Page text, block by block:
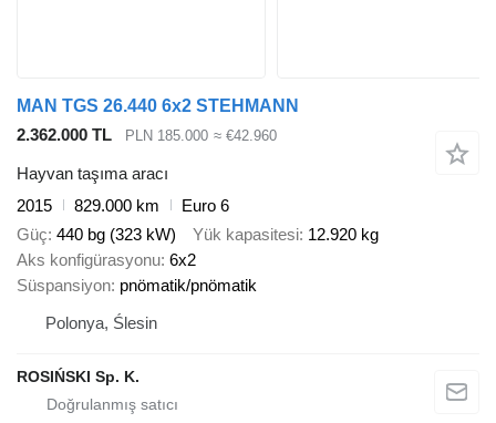
MAN TGS 26.440 6x2 STEHMANN
2.362.000 TL
PLN 185.000 ≈ €42.960
Hayvan taşıma aracı
2015
829.000 km
Euro 6
Güç 440 bg (323 kW) Yük kapasitesi 12.920 kg
Aks konfigürasyonu 6x2
Süspansiyon pnömatik/pnömatik
Polonya, Ślesin
ROSIŃSKI Sp. K.